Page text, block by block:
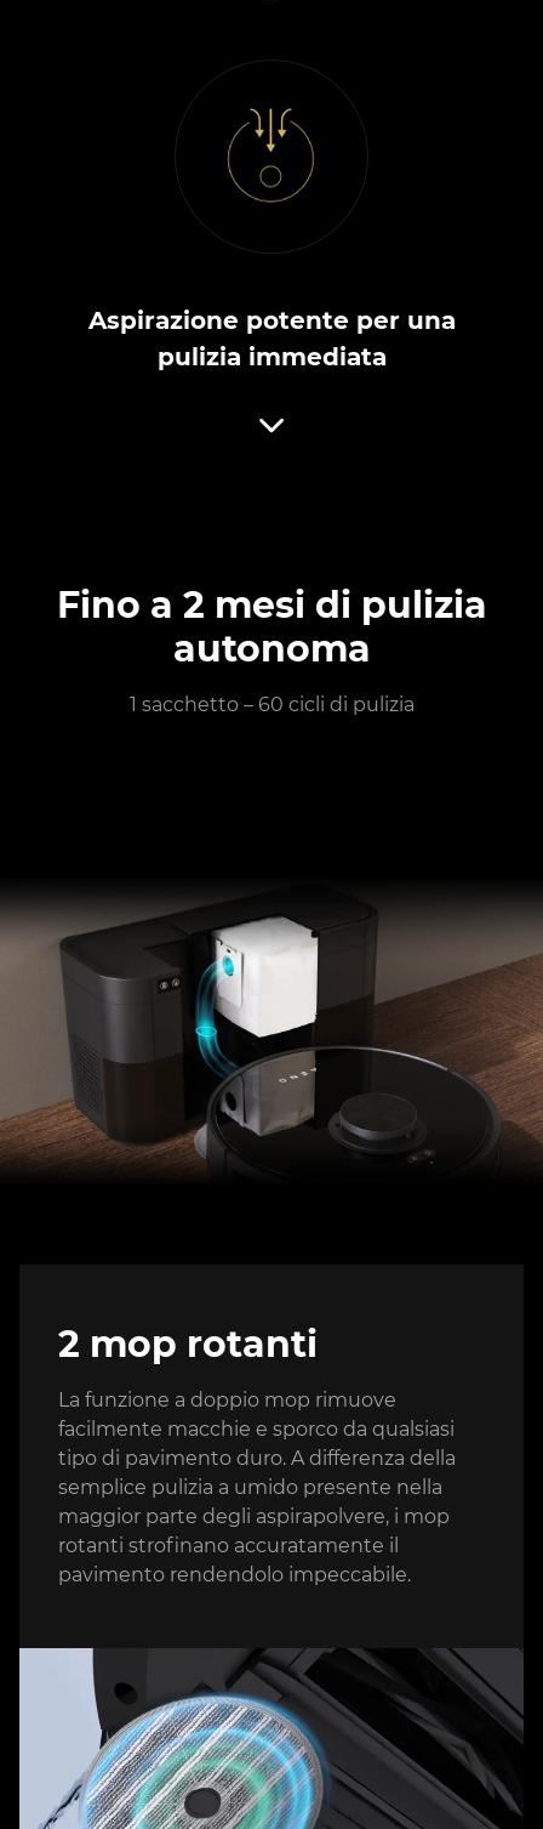
Aspirazione potente per una
pulizia immediata
Fino a 2 mesi di pulizia
autonoma
1 sacchetto – 60 cicli di pulizia
2 mop rotanti
La funzione a doppio mop rimuove
facilmente macchie e sporco da qualsiasi
tipo di pavimento duro. A differenza della
semplice pulizia a umido presente nella
maggior parte degli aspirapolvere, i mop
rotanti strofinano accuratamente il
pavimento rendendolo impeccabile.